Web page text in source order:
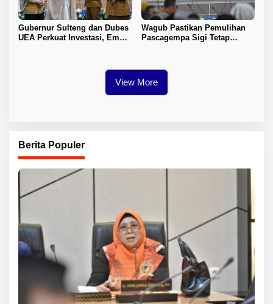
Gubernur Sulteng dan Dubes
UEA Perkuat Investasi, Empat
Wagub Pastikan Pemulihan
Pascagempa Sigi Tetap
View More
Berita Populer